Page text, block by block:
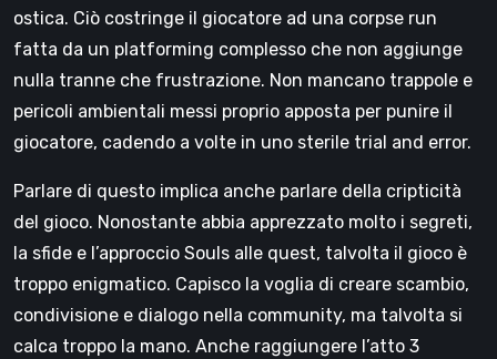
ostica. Ciò costringe il giocatore ad una corpse run
fatta da un platforming complesso che non aggiunge
nulla tranne che frustrazione. Non mancano trappole e
pericoli ambientali messi proprio apposta per punire il
giocatore, cadendo a volte in uno sterile trial and error.
Parlare di questo implica anche parlare della cripticità
del gioco. Nonostante abbia apprezzato molto i segreti,
la sfide e l’approccio Souls alle quest, talvolta il gioco è
troppo enigmatico. Capisco la voglia di creare scambio,
condivisione e dialogo nella community, ma talvolta si
calca troppo la mano. Anche raggiungere l’atto 3